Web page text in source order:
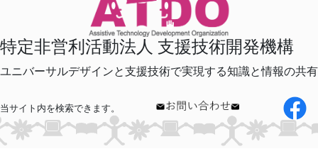
特定非営利活動法人 支援技術開発機構
ユニバーサルデザインと支援技術で実現する知識と情報の共有
当サイト内を検索できます。